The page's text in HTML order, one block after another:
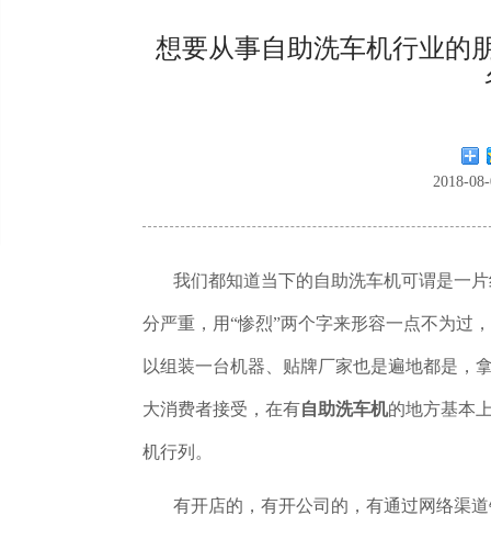
想要从事自助洗车机行业的
2018-
我们都知道当下的自助洗车机可谓是一片
分严重，用“惨烈”两个字来形容一点不为过
以组装一台机器、贴牌厂家也是遍地都是，
大消费者接受，在有自助洗车机的地方基本
机行列。
有开店的，有开公司的，有通过网络渠道